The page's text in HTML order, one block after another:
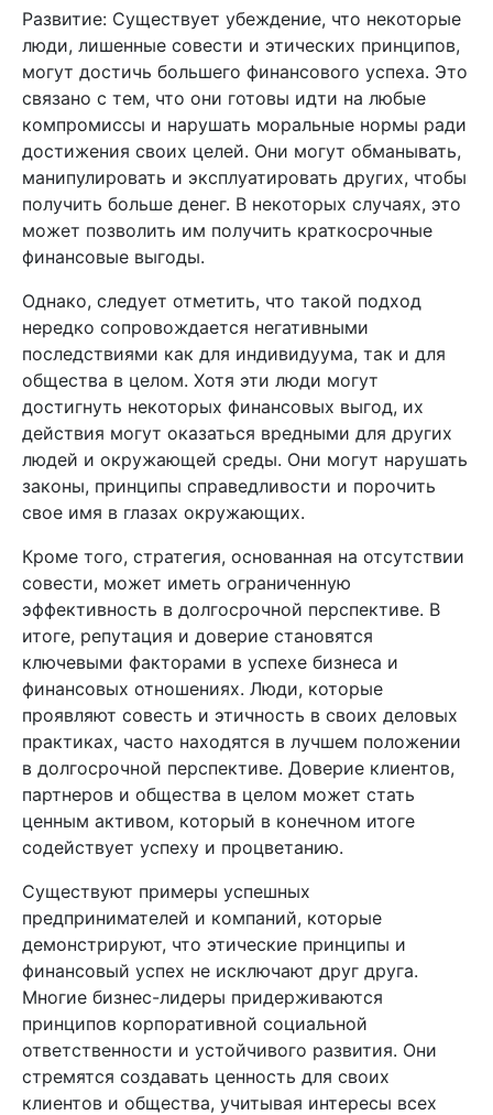
Развитие: Существует убеждение, что некоторые
люди, лишенные совести и этических принципов,
могут достичь большего финансового успеха. Это
связано с тем, что они готовы идти на любые
компромиссы и нарушать моральные нормы ради
достижения своих целей. Они могут обманывать,
манипулировать и эксплуатировать других, чтобы
получить больше денег. В некоторых случаях, это
может позволить им получить краткосрочные
финансовые выгоды.
Однако, следует отметить, что такой подход
нередко сопровождается негативными
последствиями как для индивидуума, так и для
общества в целом. Хотя эти люди могут
достигнуть некоторых финансовых выгод, их
действия могут оказаться вредными для других
людей и окружающей среды. Они могут нарушать
законы, принципы справедливости и порочить
свое имя в глазах окружающих.
Кроме того, стратегия, основанная на отсутствии
совести, может иметь ограниченную
эффективность в долгосрочной перспективе. В
итоге, репутация и доверие становятся
ключевыми факторами в успехе бизнеса и
финансовых отношениях. Люди, которые
проявляют совесть и этичность в своих деловых
практиках, часто находятся в лучшем положении
в долгосрочной перспективе. Доверие клиентов,
партнеров и общества в целом может стать
ценным активом, который в конечном итоге
содействует успеху и процветанию.
Существуют примеры успешных
предпринимателей и компаний, которые
демонстрируют, что этические принципы и
финансовый успех не исключают друг друга.
Многие бизнес-лидеры придерживаются
принципов корпоративной социальной
ответственности и устойчивого развития. Они
стремятся создавать ценность для своих
клиентов и общества, учитывая интересы всех